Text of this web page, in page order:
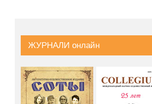
ЖУРНАЛИ онлайн